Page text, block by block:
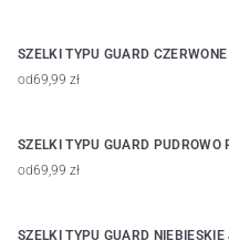
SZELKI TYPU GUARD
od69,99 zł
SZELKI TYPU GUARD
od69,99 zł
SZELKI TYPU GUARD